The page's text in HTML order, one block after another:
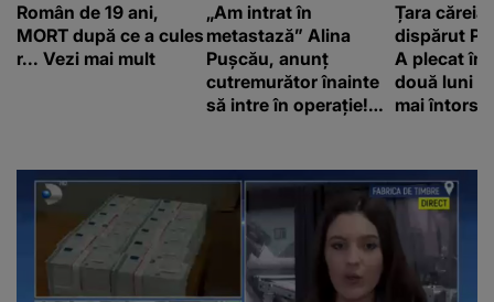
Român de 19 ani,
MORT după ce a cules
r... Vezi mai mult
„Am intrat în
metastază” Alina
Pușcău, anunț
cutremurător înainte
să intre în operație!
fanilor
Țara căreia
dispărut
A plecat în
două luni
mai întors